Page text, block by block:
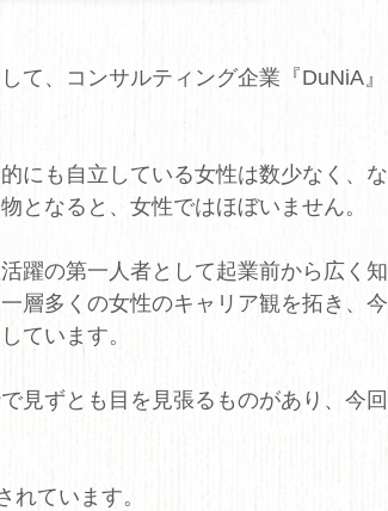
て、コンサルティング企業『DuNiA』
にも自立している女性は数少なく、な
となると、女性ではほぼいません。
躍の第一人者として起業前から広く知
層多くの女性のキャリア観を拓き、今
ています。
見ずとも目を見張るものがあり、今回
ています。